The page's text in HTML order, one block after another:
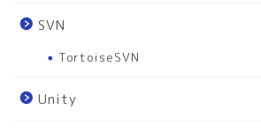
SVN
TortoiseSVN
Unity